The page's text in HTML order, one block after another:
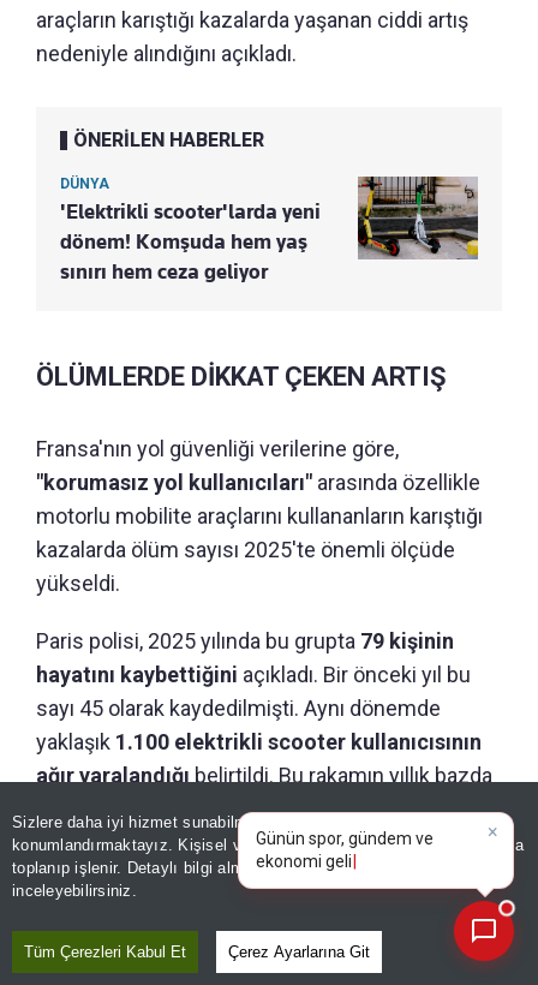
Sizlere daha iyi hizmet sunabilmek adına sitemizde
konumlandırmaktayız. Kişisel verileriniz, KVKK ve GDPR kapsamında
toplanıp işlenir. Detaylı bilgi almak içinAydınlatma Metnimizi
inceleyebilirsiniz.
Tüm Çerezleri Kabul Et Çerez Ayarlarına Git
araçların karıştığı kazalarda yaşanan ciddi artış
nedeniyle alındığını açıkladı.
ÖNERİLEN HABERLER
DÜNYA
'Elektrikli scooter'larda yeni
dönem! Komşuda hem yaş
sınırı hem ceza geliyor
ÖLÜMLERDE DİKKAT ÇEKEN ARTIŞ
Fransa'nın yol güvenliği verilerine göre,
"korumasız yol kullanıcıları" arasında özellikle
motorlu mobilite araçlarını kullananların karıştığı
kazalarda ölüm sayısı 2025'te önemli ölçüde
yükseldi.
Paris polisi, 2025 yılında bu grupta 79 kişinin
hayatını kaybettiğini açıkladı. Bir önceki yıl bu
sayı 45 olarak kaydedilmişti. Aynı dönemde
yaklaşık 1.100 elektrikli scooter kullanıcısının
ağır yaralandığı belirtildi. Bu rakamın yıllık bazda
yüzde 33 arttığı bildirildi.
GÜNÜN ÖZETİ
×
Günün spor, gündem ve
ekonomi gelişmelerini analiz
edin!